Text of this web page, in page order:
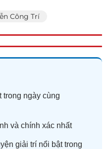
Công Trí
trong ngày cùng
và chính xác nhất
giải trí nổi bật trong